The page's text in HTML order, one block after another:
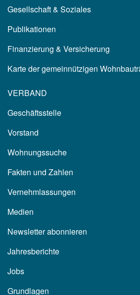
Gesellschaft & Soziales
Publikationen
Finanzierung & Versicherung
Karte der gemeinnützigen
VERBAND
Geschäftsstelle
Vorstand
Wohnungssuche
Fakten und Zahlen
Vernehmlassungen
Medien
Newsletter abonnieren
Jahresberichte
Jobs
Grundlagen